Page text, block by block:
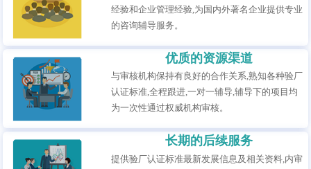
经验和企业管理经验,为国内外著名企业提供专业
的咨询辅导服务。
优质的资源渠道
与审核机构保持有良好的合作关系,熟知各种验厂
认证标准,全程跟进,一对一辅导,辅导下的项目均
为一次性通过权威机构审核。
长期的后续服务
提供验厂认证标准最新发展信息及相关资料,内审